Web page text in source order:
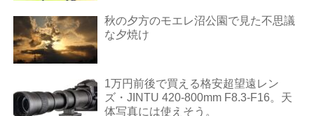
秋の夕方のモエレ沼公園で見た不思議
な夕焼け
1万円前後で買える格安超望遠レン
ズ・JINTU 420-800mm F8.3-F16。天
体写真には使えそう。